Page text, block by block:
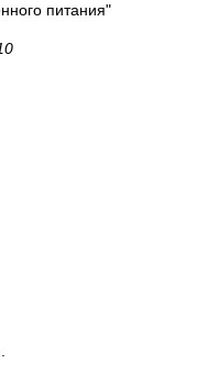
питания"